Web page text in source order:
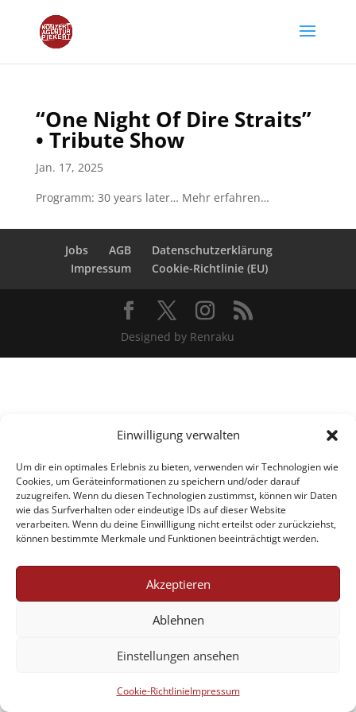
Einwilligung verwalten
Um dir ein optimales Erlebnis zu bieten, verwenden wir Technologien wie
Cookies, um Geräteinformationen zu speichern und/oder darauf
zuzugreifen. Wenn du diesen Technologien zustimmst, können wir Daten
wie das Surfverhalten oder eindeutige IDs auf dieser Website
verarbeiten. Wenn du deine Einwillligung nicht erteilst oder zurückziehst,
können bestimmte Merkmale und Funktionen beeinträchtigt werden.
Akzeptieren
Ablehnen
Einstellungen ansehen
Cookie-RichtlinieImpressum
“One Night Of Dire Straits”
• Tribute Show
Jan. 17, 2025
Programm: 30 years later… Mehr erfahren…
Jobs AGB
Datenschutzerklärung
Impressum
Cookie-Richtlinie (EU)
Designed by Renraku